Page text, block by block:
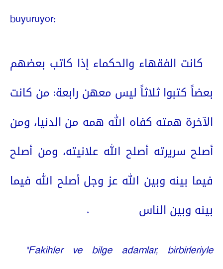
buyuruyor:
كانت الفقهاء والحكماء إذا كاتب بعضهم
بعضاً كتبوا ثلاثاً ليس معهن رابعة: من كانت
الآخرة همته كفاه الله همه من الدنيا، ومن
أصلح سريرته أصلح الله علانيته، ومن أصلح
فيما بينه وبين الله عز وجل أصلح الله فيما
بينه وبين الناس
.
“Fakihler ve bilge adamlar, birbirleriyle